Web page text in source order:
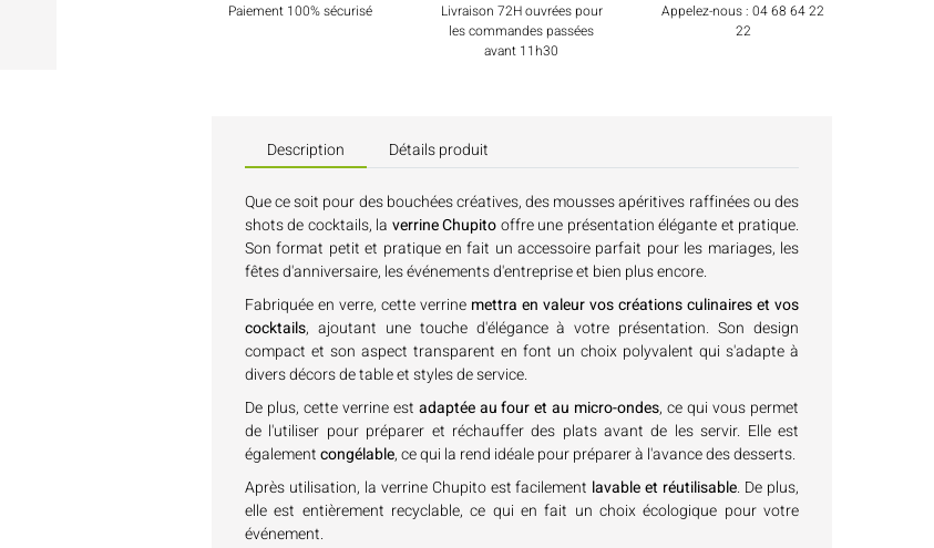
Paiement 100% sécurisé
Livraison 72H ouvrées pour
les commandes passées
avant 11h30
Appelez-nous : 04 68 64 22
22
Description Détails produit
Que ce soit pour des bouchées créatives, des mousses apéritives raffinées ou des
shots de cocktails, la verrine Chupitooffre une présentation élégante et pratique.
Son format petit et pratique en fait un accessoire parfait pour les mariages, les
fêtes d'anniversaire, les événements d'entreprise et bien plus encore.
Fabriquée en verre, cette verrinemettra en valeur vos créations culinaires et vos
cocktails, ajoutant une touche d'élégance à votre présentation. Son design
compact et son aspect transparent en font un choix polyvalent qui s'adapte à
divers décors de table et styles de service.
De plus, cette verrine est adaptée au four et au micro-ondes, ce qui vous permet
de l'utiliser pour préparer et réchauffer des plats avant de les servir. Elle est
égalementcongélable, ce qui la rend idéale pour préparer à l'avance des desserts.
Après utilisation, la verrine Chupito est facilement lavable et réutilisable. De plus,
elle est entièrement recyclable, ce qui en fait un choix écologique pour votre
événement.